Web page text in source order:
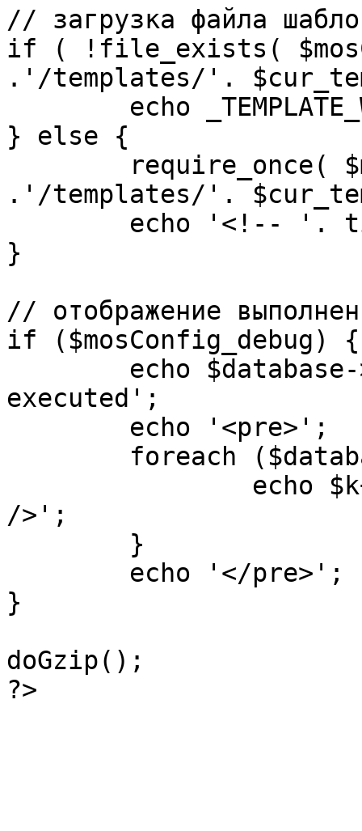
// загрузка файла
if ( !file_exists(
.'/templates/'.
} else {
.'/templates/'.
}
// отображение
if ($mosConfig_debug) {
executed';
/>';
}
doGzip();
?>